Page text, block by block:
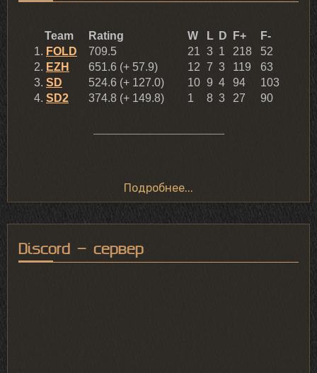
Подробнее...
Discord - сервер